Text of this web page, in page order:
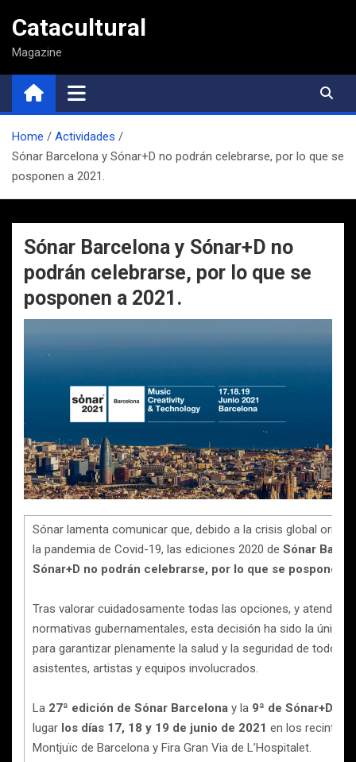
contenido
Catacultural
Magazine
Home
Actividades
Sónar Barcelona y Sónar+D no podrán celebrarse, por lo que se
posponen a 2021.
Sónar Barcelona y Sónar+D no
podrán celebrarse, por lo que se
posponen a 2021.
Sónar lamenta comunicar que, debido a la crisis global
la pandemia de Covid-19, las ediciones 2020 de Sónar
Sónar+D no podrán celebrarse, por lo que se posponen
Tras valorar cuidadosamente todas las opciones, y
normativas gubernamentales, esta decisión ha sido la única
para garantizar plenamente la salud y la seguridad de todos
asistentes, artistas y equipos involucrados.
La 27ª edición de Sónar Barcelona y la 9ª de Sónar+D
lugar los días 17, 18 y 19 de junio de 2021 en los recintos
Montjuïc de Barcelona y Fira Gran Via de L’Hospitalet.